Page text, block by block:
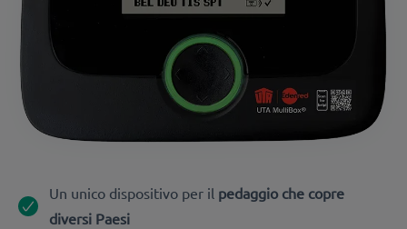
Un unico dispositivo per il pedaggio che copre
diversi Paesi